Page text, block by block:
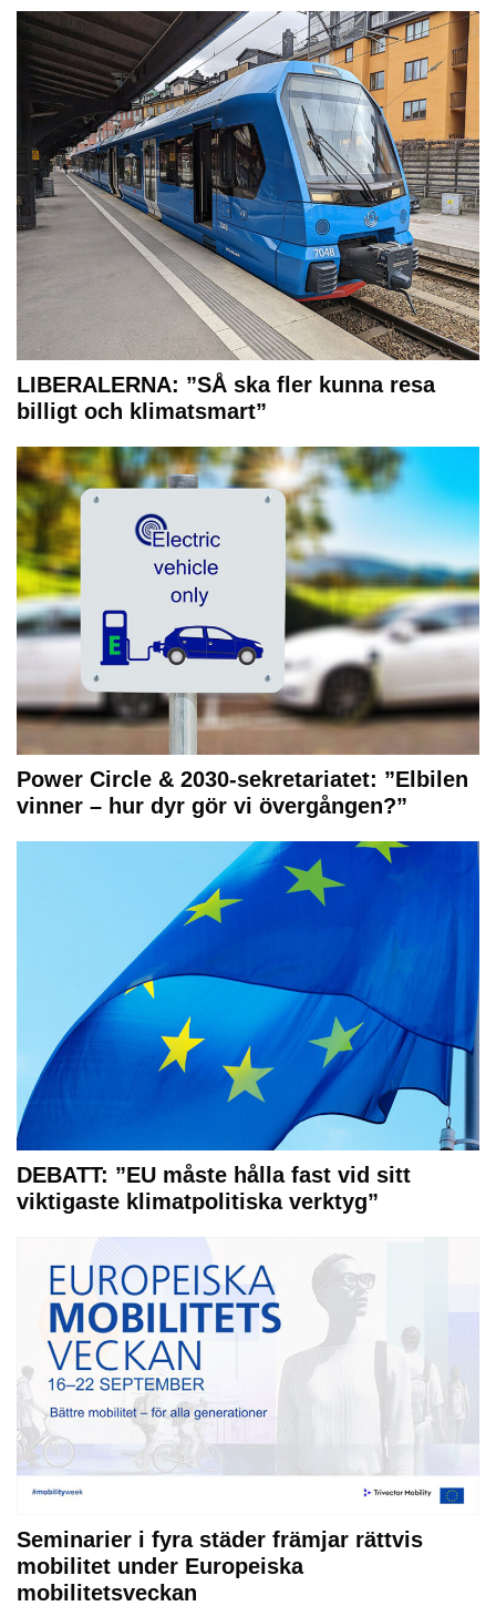
LIBERALERNA: ”SÅ ska fler kunna resa
billigt och klimatsmart”
Power Circle & 2030-sekretariatet: ”Elbilen
vinner – hur dyr gör vi övergången?”
DEBATT: ”EU måste hålla fast vid sitt
viktigaste klimatpolitiska verktyg”
Seminarier i fyra städer främjar rättvis
mobilitet under Europeiska
mobilitetsveckan